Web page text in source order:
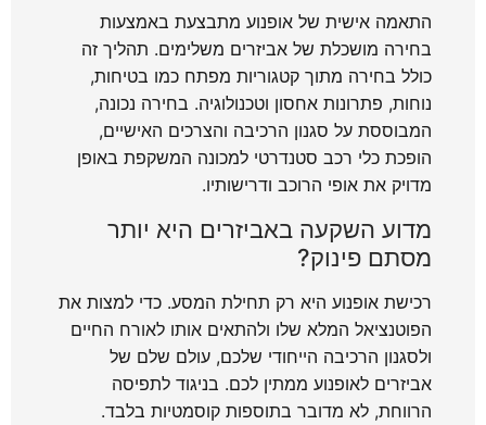
התאמה אישית של אופנוע מתבצעת באמצעות
בחירה מושכלת של אביזרים משלימים. תהליך זה
כולל בחירה מתוך קטגוריות מפתח כמו בטיחות,
נוחות, פתרונות אחסון וטכנולוגיה. בחירה נכונה,
המבוססת על סגנון הרכיבה והצרכים האישיים,
הופכת כלי רכב סטנדרטי למכונה המשקפת באופן
מדויק את אופי הרוכב ודרישותיו.
מדוע השקעה באביזרים היא יותר
מסתם פינוק?
רכישת אופנוע היא רק תחילת המסע. כדי למצות את
הפוטנציאל המלא שלו ולהתאים אותו לאורח החיים
ולסגנון הרכיבה הייחודי שלכם, עולם שלם של
אביזרים לאופנוע ממתין לכם. בניגוד לתפיסה
הרווחת, לא מדובר בתוספות קוסמטיות בלבד.